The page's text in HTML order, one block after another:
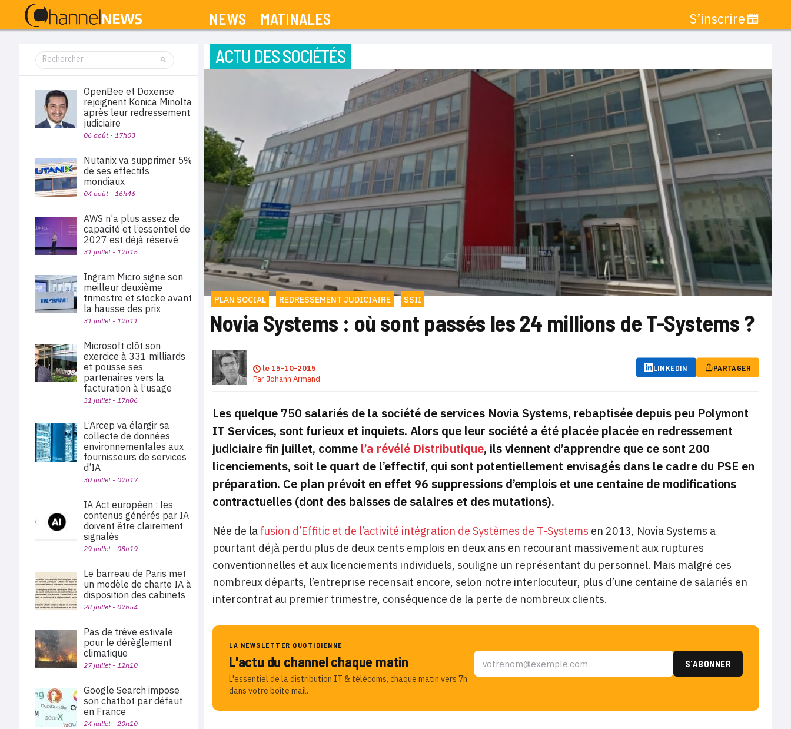
NEWS MATINALES S’inscrire
ACTU DES SOCIÉTÉS
PLAN SOCIAL REDRESSEMENT JUDICIAIRE SSII
Novia Systems : où sont passés les 24 millions de T-Systems ?
le15-10-2015
Par Johann Armand
LINKEDIN PARTAGER
Les quelque 750 salariés de la société de services Novia Systems, rebaptisée depuis peu Polymont
IT Services, sont furieux et inquiets. Alors que leur société a été placée placée en redressement
judiciaire fin juillet, comme l’a révélé Distributique, ils viennent d’apprendre que ce sont 200
licenciements, soit le quart de l’effectif, qui sont potentiellement envisagés dans le cadre du PSE en
préparation. Ce plan prévoit en effet 96 suppressions d’emplois et une centaine de modifications
contractuelles (dont des baisses de salaires et des mutations).
Née de la fusion d’Effitic et de l’activité intégration de Systèmes de T-Systems en 2013, Novia Systems a
pourtant déjà perdu plus de deux cents emplois en deux ans en recourant massivement aux ruptures
conventionnelles et aux licenciements individuels, souligne un représentant du personnel. Mais malgré ces
nombreux départs, l’entreprise recensait encore, selon notre interlocuteur, plus d’une centaine de salariés en
intercontrat au premier trimestre, conséquence de la perte de nombreux clients.
LA NEWSLETTER QUOTIDIENNE
L'actu du channel chaque matin
L'essentiel de la distribution IT & télécoms, chaque matin vers 7h
dans votre boîte mail.
OpenBee et Doxense
rejoignent Konica Minolta
après leur redressement
judiciaire
06 août - 17h03
Nutanix va supprimer 5%
de ses effectifs
mondiaux
04 août - 16h46
AWS n’a plus assez de
capacité et l’essentiel de
2027 est déjà réservé
31 juillet - 17h15
Ingram Micro signe son
meilleur deuxième
trimestre et stocke avant
la hausse des prix
31 juillet - 17h11
Microsoft clôt son
exercice à 331 milliards
et pousse ses
partenaires vers la
facturation à l’usage
31 juillet - 17h06
L’Arcep va élargir sa
collecte de données
environnementales aux
fournisseurs de services
d’IA
30 juillet - 07h17
IA Act européen : les
contenus générés par IA
doivent être clairement
signalés
29 juillet - 08h19
Le barreau de Paris met
un modèle de charte IA à
disposition des cabinets
28 juillet - 07h54
Pas de trève estivale
pour le dérèglement
climatique
27 juillet - 12h10
Google Search impose
son chatbot par défaut
en France
24 juillet - 20h10